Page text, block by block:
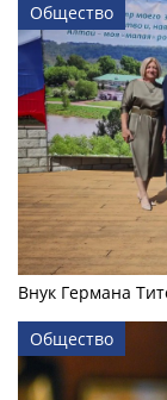
Общество
Внук Германа
Общество